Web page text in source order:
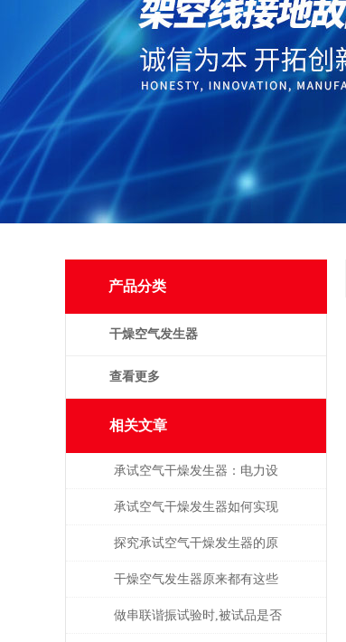
产品分类
干燥空气发生器
查看更多
相关文章
承试空气干燥发生器：电力设
备绝缘维护的守护者
承试空气干燥发生器如何实现
自动化控制？
探究承试空气干燥发生器的原
理与应用
干燥空气发生器原来都有这些
性能和特点
做串联谐振试验时,被试品是否